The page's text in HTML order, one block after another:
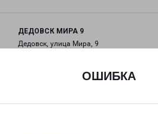
ОШИБКА
ДЕДОВСК МИРА 9
Дедовск, улица Мира, 9
+7(495) 660-11-11